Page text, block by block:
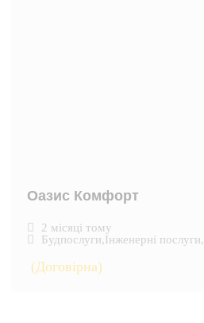
Оазис Комфорт
2 місяці тому
Будпослуги,Інженерні послуги,
(Договірна)